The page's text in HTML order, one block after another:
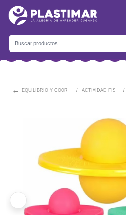
← EQUILIBRIO Y COORDINACIÓNACTIVIDAD FÍSICA